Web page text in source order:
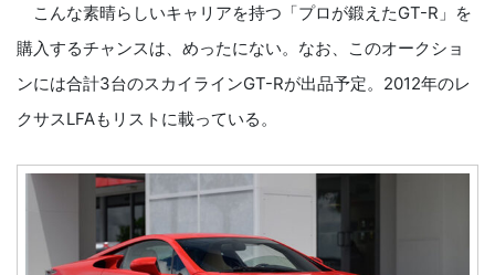
こんな素晴らしいキャリアを持つ「プロが鍛えたGT-R」を
購入するチャンスは、めったにない。なお、このオークショ
ンには合計3台のスカイラインGT-Rが出品予定。2012年のレ
クサスLFAもリストに載っている。